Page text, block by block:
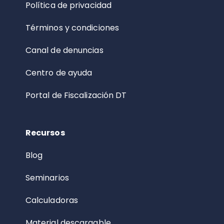
Política de privacidad
Términos y condiciones
Canal de denuncias
Centro de ayuda
Portal de Fiscalización DT
Recursos
Blog
Seminarios
Calculadoras